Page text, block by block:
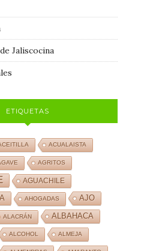
Jaliscocina
ETIQUETAS
ACUALAISTA
AGRITOS
AGUACHILE
AHOGADAS AJO
ALACRÁN ALBAHACA
ALCOHOL ALMEJA